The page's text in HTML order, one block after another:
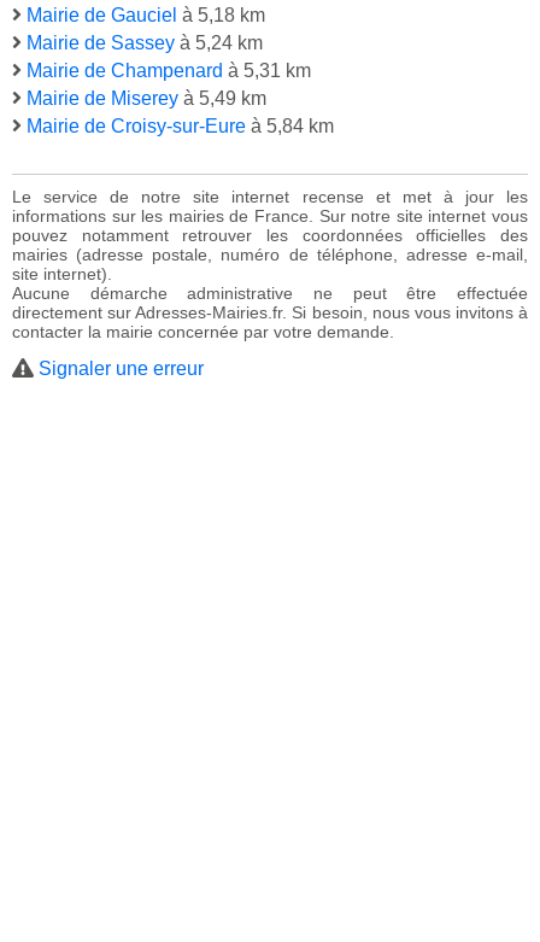
Mairie de Gauciel à 5,18 km
Mairie de Sassey à 5,24 km
Mairie de Champenard à 5,31 km
Mairie de Miserey à 5,49 km
Mairie de Croisy-sur-Eure à 5,84 km
Le service de notre site internet recense et met à jour les
informations sur les mairies de France. Sur notre site internet vous
pouvez notamment retrouver les coordonnées officielles des
mairies (adresse postale, numéro de téléphone, adresse e-mail,
site internet).
Aucune démarche administrative ne peut être effectuée
directement sur Adresses-Mairies.fr. Si besoin, nous vous invitons à
contacter la mairie concernée par votre demande.
Signaler une erreur